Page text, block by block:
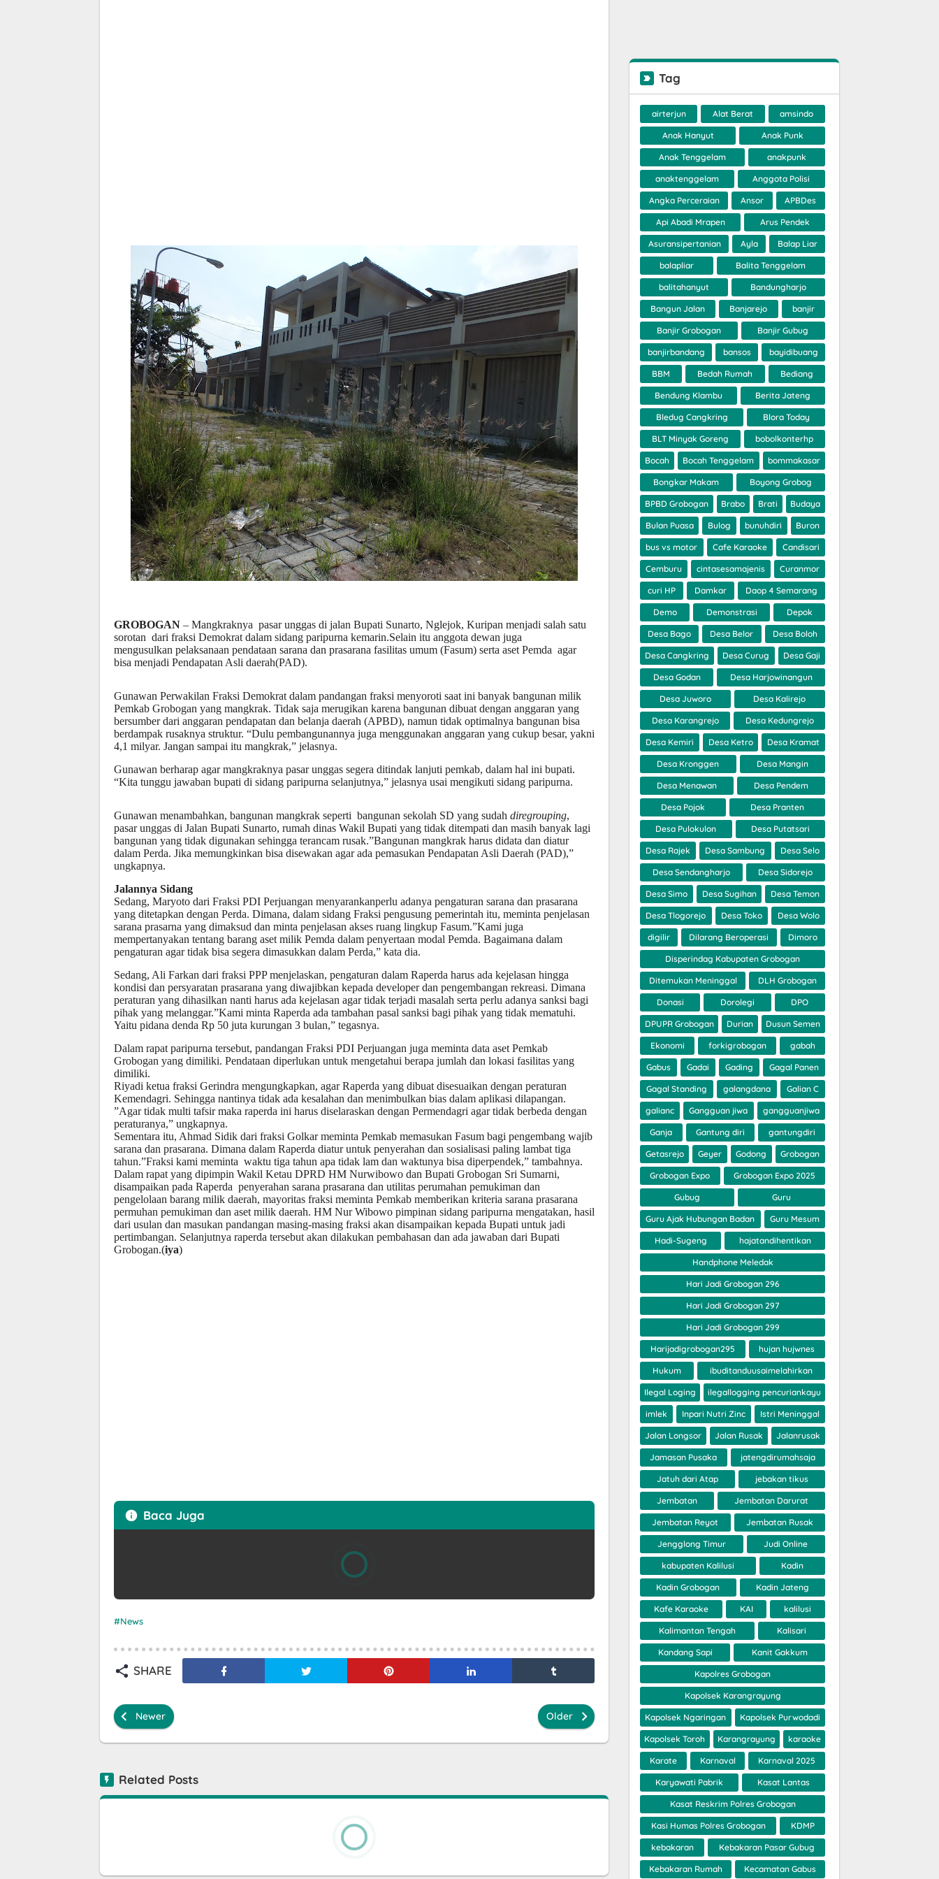
GROBOGAN – Mangkraknya pasar unggas di jalan Bupati Sunarto, Nglejok, Kuripan menjadi salah satu
sorotan dari fraksi Demokrat dalam sidang paripurna kemarin.Selain itu anggota dewan juga
mengusulkan pelaksanaan pendataan sarana dan prasarana fasilitas umum (Fasum) serta aset Pemda agar
bisa menjadi Pendapatan Asli daerah(PAD).
Gunawan Perwakilan Fraksi Demokrat dalam pandangan fraksi menyoroti saat ini banyak bangunan milik
Pemkab Grobogan yang mangkrak. Tidak saja merugikan karena bangunan dibuat dengan anggaran yang
bersumber dari anggaran pendapatan dan belanja daerah (APBD), namun tidak optimalnya bangunan bisa
berdampak rusaknya struktur. “Dulu pembangunannya juga menggunakan anggaran yang cukup besar, yakni
4,1 milyar. Jangan sampai itu mangkrak,” jelasnya.
Gunawan berharap agar mangkraknya pasar unggas segera ditindak lanjuti pemkab, dalam hal ini bupati.
“Kita tunggu jawaban bupati di sidang paripurna selanjutnya,” jelasnya usai mengikuti sidang paripurna.
Gunawan menambahkan, bangunan mangkrak seperti bangunan sekolah SD yang sudah diregrouping,
pasar unggas di Jalan Bupati Sunarto, rumah dinas Wakil Bupati yang tidak ditempati dan masih banyak lagi
bangunan yang tidak digunakan sehingga terancam rusak.”Bangunan mangkrak harus didata dan diatur
dalam Perda. Jika memungkinkan bisa disewakan agar ada pemasukan Pendapatan Asli Daerah (PAD),”
ungkapnya.
Jalannya Sidang
Sedang, Maryoto dari Fraksi PDI Perjuangan menyarankanperlu adanya pengaturan sarana dan prasarana
yang ditetapkan dengan Perda. Dimana, dalam sidang Fraksi pengusung pemerintah itu, meminta penjelasan
sarana prasarna yang dimaksud dan minta penjelasan akses ruang lingkup Fasum.”Kami juga
mempertanyakan tentang barang aset milik Pemda dalam penyertaan modal Pemda. Bagaimana dalam
pengaturan agar tidak bisa segera dimasukkan dalam Perda,” kata dia.
Sedang, Ali Farkan dari fraksi PPP menjelaskan, pengaturan dalam Raperda harus ada kejelasan hingga
kondisi dan persyaratan prasarana yang diwajibkan kepada developer dan pengembangan rekreasi. Dimana
peraturan yang dihasilkan nanti harus ada kejelasan agar tidak terjadi masalah serta perlu adanya sanksi bagi
pihak yang melanggar.”Kami minta Raperda ada tambahan pasal sanksi bagi pihak yang tidak mematuhi.
Yaitu pidana denda Rp 50 juta kurungan 3 bulan,” tegasnya.
Dalam rapat paripurna tersebut, pandangan Fraksi PDI Perjuangan juga meminta data aset Pemkab
Grobogan yang dimiliki. Pendataan diperlukan untuk mengetahui berapa jumlah dan lokasi fasilitas yang
dimiliki.
Riyadi ketua fraksi Gerindra mengungkapkan, agar Raperda yang dibuat disesuaikan dengan peraturan
Kemendagri. Sehingga nantinya tidak ada kesalahan dan menimbulkan bias dalam aplikasi dilapangan.
”Agar tidak multi tafsir maka raperda ini harus diselaraskan dengan Permendagri agar tidak berbeda dengan
peraturanya,” ungkapnya.
Sementara itu, Ahmad Sidik dari fraksi Golkar meminta Pemkab memasukan Fasum bagi pengembang wajib
sarana dan prasarana. Dimana dalam Raperda diatur untuk penyerahan dan sosialisasi paling lambat tiga
tahun.”Fraksi kami meminta waktu tiga tahun apa tidak lam dan waktunya bisa diperpendek,” tambahnya.
Dalam rapat yang dipimpin Wakil Ketau DPRD HM Nurwibowo dan Bupati Grobogan Sri Sumarni,
disampaikan pada Raperda penyerahan sarana prasarana dan utilitas perumahan pemukiman dan
pengelolaan barang milik daerah, mayoritas fraksi meminta Pemkab memberikan kriteria sarana prasarana
permuhan pemukiman dan aset milik daerah. HM Nur Wibowo pimpinan sidang paripurna mengatakan, hasil
dari usulan dan masukan pandangan masing-masing fraksi akan disampaikan kepada Bupati untuk jadi
pertimbangan. Selanjutnya raperda tersebut akan dilakukan pembahasan dan ada jawaban dari Bupati
Grobogan.(iya)
Baca Juga
News
SHARE
Newer Older
Related Posts
Tag
airterjun Alat Berat amsindo
Anak Hanyut Anak Punk
Anak Tenggelam anakpunk
anaktenggelam Anggota Polisi
Angka Perceraian Ansor APBDes
Api Abadi Mrapen Arus Pendek
Asuransipertanian Ayla Balap Liar
balapliar Balita Tenggelam
balitahanyut Bandungharjo
Bangun Jalan Banjarejo banjir
Banjir Grobogan Banjir Gubug
banjirbandang bansos bayidibuang
BBM Bedah Rumah Bediang
Bendung Klambu Berita Jateng
Bledug Cangkring Blora Today
BLT Minyak Goreng bobolkonterhp
Bocah Bocah Tenggelam bommakasar
Bongkar Makam Boyong Grobog
BPBD Grobogan Brabo Brati Budaya
Bulan Puasa Bulog bunuhdiri Buron
bus vs motor Cafe Karaoke Candisari
Cemburu cintasesamajenis Curanmor
curi HP Damkar Daop 4 Semarang
Demo Demonstrasi Depok
Desa Bago Desa Belor Desa Boloh
Desa Cangkring Desa Curug Desa Gaji
Desa Godan Desa Harjowinangun
Desa Juworo Desa Kalirejo
Desa Karangrejo Desa Kedungrejo
Desa Kemiri Desa Ketro Desa Kramat
Desa Kronggen Desa Mangin
Desa Menawan Desa Pendem
Desa Pojok Desa Pranten
Desa Pulokulon Desa Putatsari
Desa Rajek Desa Sambung Desa Selo
Desa Sendangharjo Desa Sidorejo
Desa Simo Desa Sugihan Desa Temon
Desa Tlogorejo Desa Toko Desa Wolo
digilir Dilarang Beroperasi Dimoro
Disperindag Kabupaten Grobogan
Ditemukan Meninggal DLH Grobogan
Donasi Dorolegi DPO
DPUPR Grobogan Durian Dusun Semen
Ekonomi forkigrobogan gabah
Gabus Gadai Gading Gagal Panen
Gagal Standing galangdana Galian C
galianc Gangguan jiwa gangguanjiwa
Ganja Gantung diri gantungdiri
Getasrejo Geyer Godong Grobogan
Grobogan Expo Grobogan Expo 2025
Gubug Guru
Guru Ajak Hubungan Badan Guru Mesum
Hadi-Sugeng hajatandihentikan
Handphone Meledak
Hari Jadi Grobogan 296
Hari Jadi Grobogan 297
Hari Jadi Grobogan 299
Harijadigrobogan295 hujan hujwnes
Hukum ibuditanduusaimelahirkan
Ilegal Loging ilegallogging pencuriankayu
imlek Inpari Nutri Zinc Istri Meninggal
Jalan Longsor Jalan Rusak Jalanrusak
Jamasan Pusaka jatengdirumahsaja
Jatuh dari Atap jebakan tikus
Jembatan Jembatan Darurat
Jembatan Reyot Jembatan Rusak
Jengglong Timur Judi Online
kabupaten Kalilusi Kadin
Kadin Grobogan Kadin Jateng
Kafe Karaoke KAI kalilusi
Kalimantan Tengah Kalisari
Kandang Sapi Kanit Gakkum
Kapolres Grobogan
Kapolsek Karangrayung
Kapolsek Ngaringan Kapolsek Purwodadi
Kapolsek Toroh Karangrayung karaoke
Karate Karnaval Karnaval 2025
Karyawati Pabrik Kasat Lantas
Kasat Reskrim Polres Grobogan
Kasi Humas Polres Grobogan KDMP
kebakaran Kebakaran Pasar Gubug
Kebakaran Rumah Kecamatan Gabus